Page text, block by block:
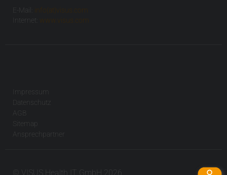
E-Mail:
info(at)visus.com
Internet:
www.visus.com
Impressum
Datenschutz
AGB
Sitemap
Ansprechpartner
© VISUS Health IT GmbH 2026